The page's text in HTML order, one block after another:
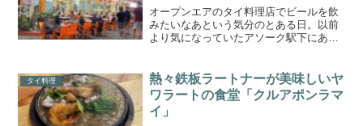
オープンエアのタイ料理店でビールを飲
みたいなあという気分のとある日。以前
より気になっていたアソーク駅下にある
いる人気店です。外国人が多いですが、
路地裏のローカル感や活...
タイ料理
熱々鉄板ラートナーが美味しいヤ
ワラートの食堂「クルアポンラマ
イ」